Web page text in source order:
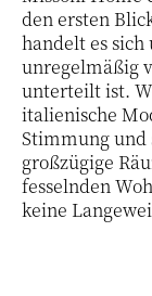
den ersten
handelt es
unregelmäßig
unterteilt ist.
italienische
Stimmung und
großzügige
fesselnden
keine